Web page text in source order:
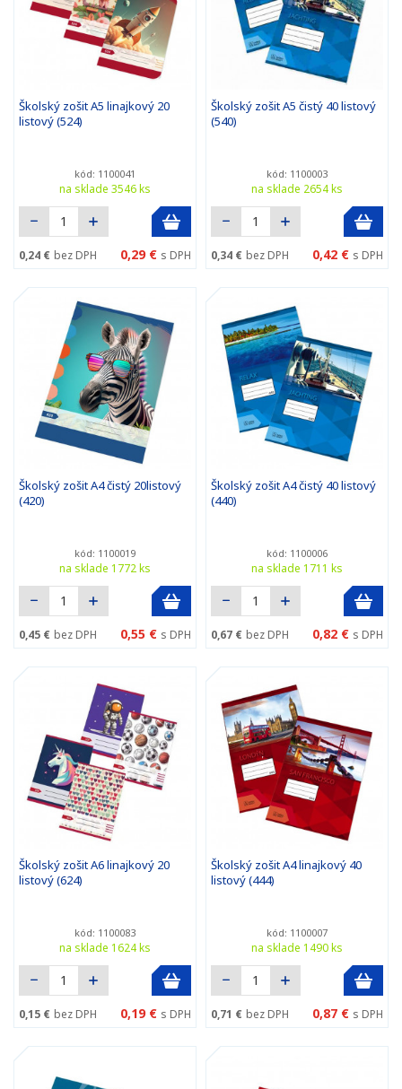
Školský zošit A5 linajkový 20
listový (524)
kód: 1100041
na sklade 3546 ks
0,24 € bez DPH 0,29 € s DPH
Školský zošit A5 čistý 40 listový
(540)
kód: 1100003
na sklade 2654 ks
0,34 € bez DPH 0,42 € s DPH
Školský zošit A4 čistý 20listový
(420)
kód: 1100019
na sklade 1772 ks
0,45 € bez DPH 0,55 € s DPH
Školský zošit A4 čistý 40 listový
(440)
kód: 1100006
na sklade 1711 ks
0,67 € bez DPH 0,82 € s DPH
Školský zošit A6 linajkový 20
listový (624)
kód: 1100083
na sklade 1624 ks
0,15 € bez DPH 0,19 € s DPH
Školský zošit A4 linajkový 40
listový (444)
kód: 1100007
na sklade 1490 ks
0,71 € bez DPH 0,87 € s DPH